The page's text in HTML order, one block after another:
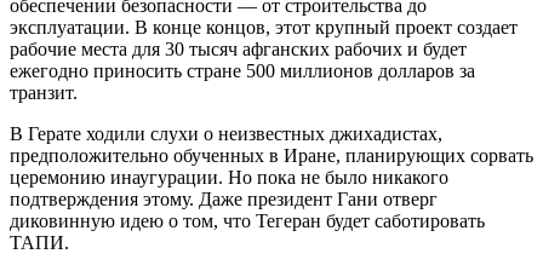
обеспечении безопасности — от строительства до
эксплуатации. В конце концов, этот крупный проект создает
рабочие места для 30 тысяч афганских рабочих и будет
ежегодно приносить стране 500 миллионов долларов за
транзит.
В Герате ходили слухи о неизвестных джихадистах,
предположительно обученных в Иране, планирующих сорвать
церемонию инаугурации. Но пока не было никакого
подтверждения этому. Даже президент Гани отверг
диковинную идею о том, что Тегеран будет саботировать
ТАПИ.